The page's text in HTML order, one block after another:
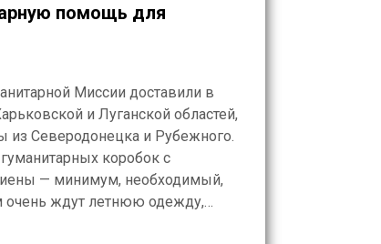
помощь для
Миссии доставили в
и Луганской областей,
из Северодонецка и Рубежного.
коробок с
— минимум, необходимый,
очень ждут летнюю одежду,